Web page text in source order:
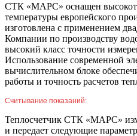
СТК «МАРС» оснащен
температуры европейского
изготовлена с применением
Компании по производству
высокий класс точности
Использование современной
вычислительном блоке
работы и точность расчетов
Считывание показаний:
Теплосчетчик СТК «МАРС»
и передает следующие